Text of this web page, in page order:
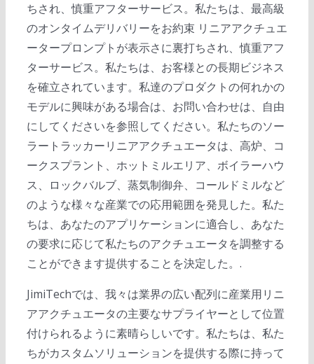
ちされ、慎重アフターサービス。私たちは、最高級
のオンタイムデリバリーをお約束 リニアアクチュエ
ータープロンプトが表示さに裏打ちされ、慎重アフ
ターサービス。私たちは、お客様との長期ビジネス
を確立されています。私達のプロダクトの何れかの
モデルに興味がある場合は、お問い合わせは、自由
にしてくださいを参照してください。私たちのソー
ラートラッカーリニアアクチュエータは、高炉、コ
ークスプラント、ホットミルエリア、ボイラーハウ
ス、ロックバルブ、蒸気制御弁、コールドミルなど
のような様々な産業での応用範囲を発見した。私た
ちは、あなたのアプリケーションに適合し、あなた
の要求に応じて私たちのアクチュエータを調整する
ことができます提供することを決定した。.
JimiTechでは、我々は業界の広い配列に産業用リニ
アアクチュエータの主要なサプライヤーとして位置
付けられるように素晴らしいです。私たちは、私た
ちがカスタムソリューションを提供する際に持って